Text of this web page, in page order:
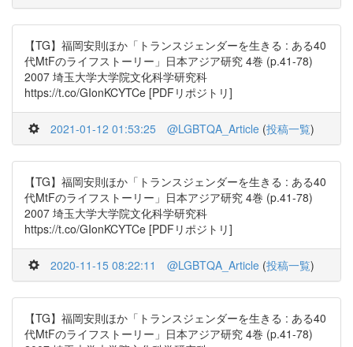
【TG】福岡安則ほか「トランスジェンダーを生きる : ある40
代MtFのライフストーリー」日本アジア研究 4巻 (p.41-78)
2007 埼玉大学大学院文化科学研究科
https://t.co/GIonKCYTCe [PDFリポジトリ]
2021-01-12 01:53:25 @LGBTQA_Article (投稿一覧)
【TG】福岡安則ほか「トランスジェンダーを生きる : ある40
代MtFのライフストーリー」日本アジア研究 4巻 (p.41-78)
2007 埼玉大学大学院文化科学研究科
https://t.co/GIonKCYTCe [PDFリポジトリ]
2020-11-15 08:22:11 @LGBTQA_Article (投稿一覧)
【TG】福岡安則ほか「トランスジェンダーを生きる : ある40
代MtFのライフストーリー」日本アジア研究 4巻 (p.41-78)